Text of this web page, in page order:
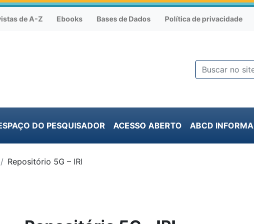
de A-Z Ebooks Bases de Dados Política de privacidade
DO PESQUISADOR ACESSO ABERTO ABCD INFORMA
Repositório 5G – IRI